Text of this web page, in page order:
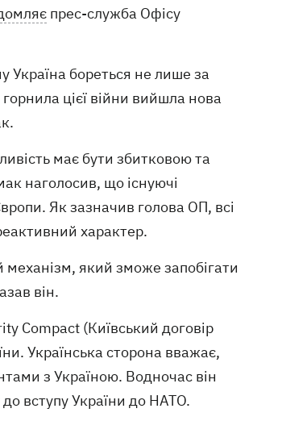
прес-служба Офісу
Україна бореться не лише за
цієї війни вийшла нова
має бути збитковою та
наголосив, що існуючі
Як зазначив голова ОП, всі
характер.
механізм, який зможе запобігати
він.
Compact (Київський договір
Українська сторона вважає,
з Україною. Водночас він
вступу України до НАТО.